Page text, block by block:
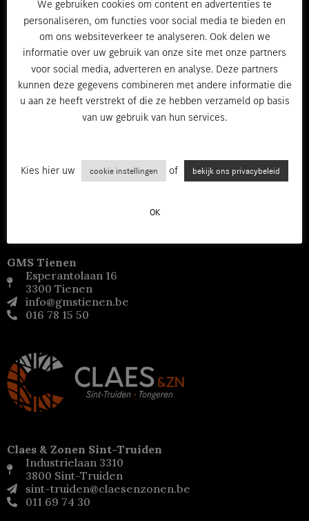
GMS Tienen
Esperantolaan 16
3300 Tienen
info@gmstienen.be
016 78 15 50
Claes & Zonen Sint-Truiden
Industrielaan 3310
3800 Sint-Truiden
sint-truiden@claesenzonen.be
011 69 74 30
We gebruiken cookies om content en advertenties te
personaliseren, om functies voor social media te bieden en
om ons websiteverkeer te analyseren. Ook delen we
informatie over uw gebruik van onze site met onze partners
voor social media, adverteren en analyse. Deze partners
kunnen deze gegevens combineren met andere informatie die
u aan ze heeft verstrekt of die ze hebben verzameld op basis
van uw gebruik van hun services.
Kies hier uw cookie instellingen of bekijk ons privacybeleid
OK